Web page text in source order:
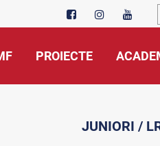
PROIECTE
JUNIORI /